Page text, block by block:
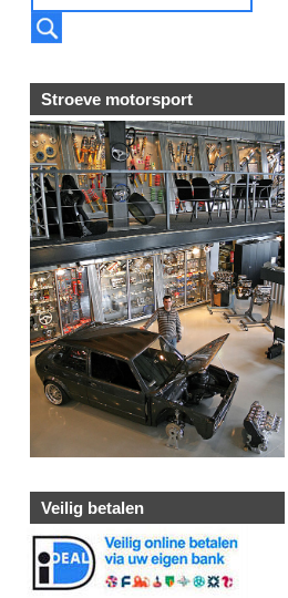
Stroeve motorsport
Veilig betalen